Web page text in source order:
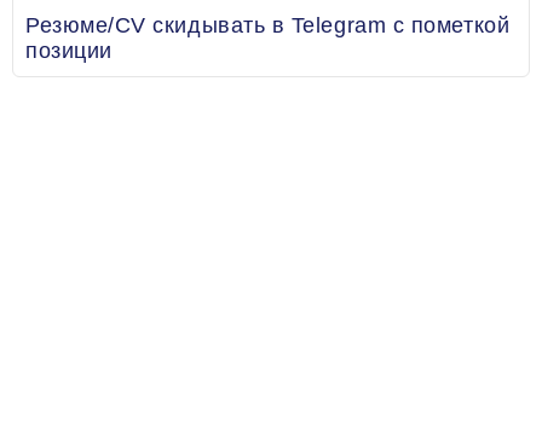
Резюме/CV скидывать в Telegram с пометкой
позиции